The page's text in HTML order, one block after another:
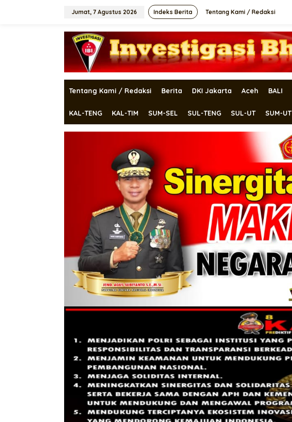
Jumat, 7 Agustus 2026 Indeks Berita Tentang Kami / Redaksi
Tentang Kami / Redaksi Berita DKI Jakarta Aceh BALI
KAL-TENG KAL-TIM SUM-SEL SUL-TENG SUL-UT SUM-UT